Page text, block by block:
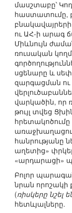
մասշտաբը՝
հաստատումը,
ու ԱՀ-ի արագ
Միևնույն
ռուսական
սցենարը և
զարգացման ու
վարկածին, որ
թույլ տվեց
հանրությանը
աղետից»
«արդարացի»
Բոլոր
նրան որոշակի
(ռիսկերը նշել
հետևյալները.